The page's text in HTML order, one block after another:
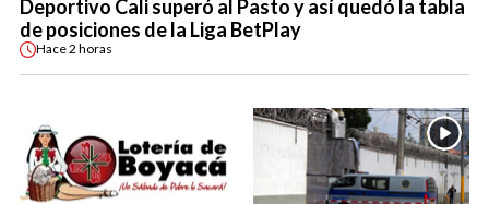
Deportivo Cali superó al Pasto y así quedó la tabla
de posiciones de la Liga BetPlay
Hace2 horas